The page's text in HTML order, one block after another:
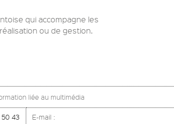
qui accompagne les
ou de gestion.
liée au multimédia
43 E-mail :